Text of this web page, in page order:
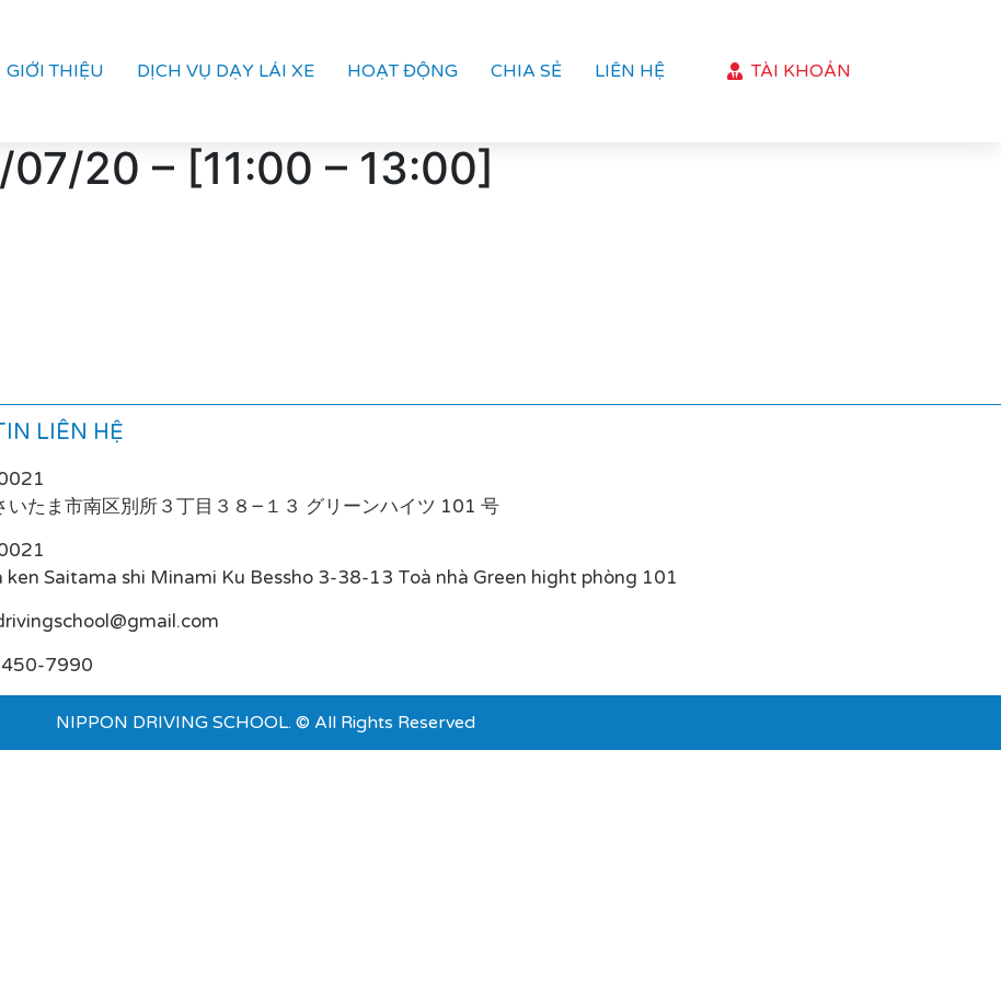
GIỚI THIỆU DỊCH VỤ DẠY LÁI XE HOẠT ĐỘNG CHIA SẺ LIÊN HỆ TÀI KHOẢN
20 – [11:00 – 13:00]
LIÊN HỆ
いたま市南区別所３丁目３８−１３ グリーンハイツ 101 号
ken Saitama shi Minami Ku Bessho 3-38-13 Toà nhà Green hight phòng 101
7990
NIPPON DRIVING SCHOOL. © All Rights Reserved